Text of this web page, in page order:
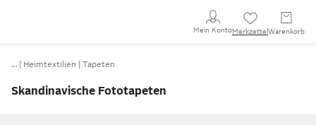
Mein KontoMerkzettel Warenkorb
… Heimtextilien Tapeten
Skandinavische Fototapeten